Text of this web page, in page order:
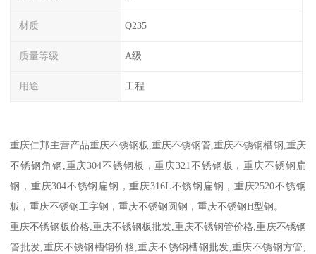
材质 Q235
质量等级 A级
用途 工程
重庆仁邦主营产品重庆不锈钢板,重庆不锈钢管,重庆不锈钢槽钢,重庆
不锈钢角钢,重庆304不锈钢板，重庆321不锈钢板，重庆不锈钢扁
钢，重庆304不锈钢扁钢，重庆316L不锈钢扁钢，重庆2520不锈钢
板，重庆不锈钢工字钢，重庆不锈钢圆钢，重庆不锈钢H型钢。
重庆不锈钢板价格,重庆不锈钢板批发,重庆不锈钢管价格,重庆不锈钢
管批发,重庆不锈钢槽钢价格,重庆不锈钢槽钢批发,重庆不锈钢方管,